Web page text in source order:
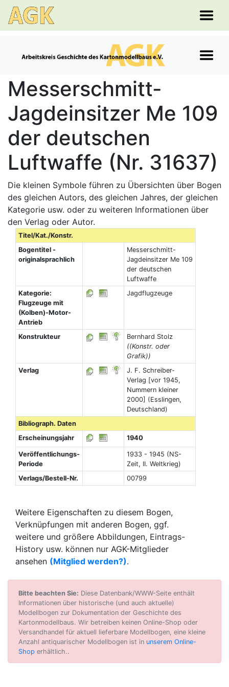
Messerschmitt-
Jagdeinsitzer Me 109
der deutschen
Luftwaffe (Nr. 31637)
Die kleinen Symbole führen zu Übersichten über Bogen
des gleichen Autors, des gleichen Jahres, der gleichen
Kategorie usw. oder zu weiteren Informationen über
den Verlag oder Autor.
Titel/Kat./Konstr.
Bogentitel -
originalsprachlich
Messerschmitt-
Jagdeinsitzer Me 109
der deutschen
Luftwaffe
Kategorie:
Flugzeuge mit
(Kolben)-Motor-
Antrieb
Jagdflugzeuge
Konstrukteur
Bernhard Stolz
((Konstr. oder
Grafik))
Verlag
J. F. Schreiber-
Verlag [vor 1945,
Nummern kleiner
2000] (Esslingen,
Deutschland)
Bibliograph. Daten
Erscheinungsjahr
1940
Veröffentlichungs-
Periode
1933 - 1945 (NS-
Zeit, II. Weltkrieg)
Verlags/Bestell-Nr.
00799
Weitere Eigenschaften zu diesem Bogen,
Verknüpfungen mit anderen Bogen, ggf.
weitere und größere Abbildungen, Eintrags-
History usw. können nur AGK-Mitglieder
ansehen (Mitglied werden?).
Bitte beachten Sie: Diese Datenbank/WWW-Seite enthält
Informationen über historische (und auch aktuelle)
Modellbogen zur Dokumentation der Geschichte des
Kartonmodellbaus. Wir betreiben keinen Online-Shop oder
Versandhandel für aktuell lieferbare Modellbogen, eine kleine
Anzahl antiquarischer Modellbogen ist in unserem Online-
Shop erhältlich..